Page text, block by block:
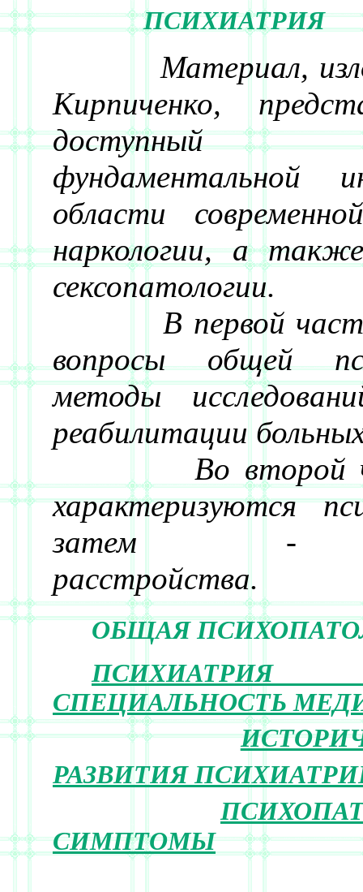
ПСИХИАТРИЯ
Материал,
Кирпиченко,
доступный
фундаментальной
области
наркологии, а
сексопатологии.
В первой части
вопросы общей
методы
реабилитации
Во второй
характеризуются
затем
-
расстройства.
ОБЩАЯ
СПЕЦИАЛЬНОСТЬ
РАЗВИТИЯ
СИМПТОМЫ